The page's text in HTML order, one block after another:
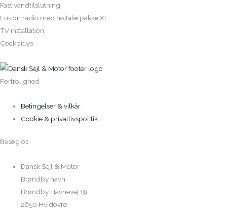
Fast vandtilslutning
Fusion radio med højtalerpakke XL
TV installation
Cockpitlys
Fortrolighed
Betingelser & vilkår
Cookie & privatlivspolitik
Besøg os
Dansk Sejl & Motor
Brøndby havn
Brøndby Havnevej 19
2650 Hvidovre